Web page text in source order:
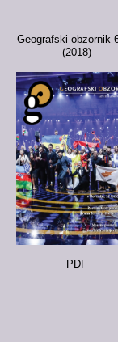
Geografski obzornik
(2018)
PDF